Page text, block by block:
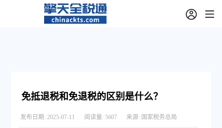
免抵退税和免退税的区别是什么？
发布日期: 2025-07-11 阅读量: 5607 来源: 国家税务总局